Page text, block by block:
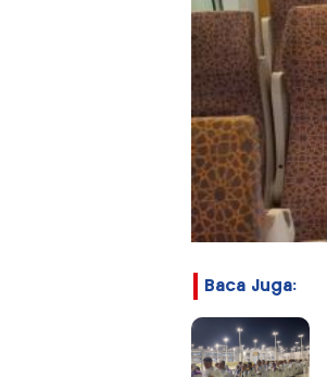
Baca Juga: